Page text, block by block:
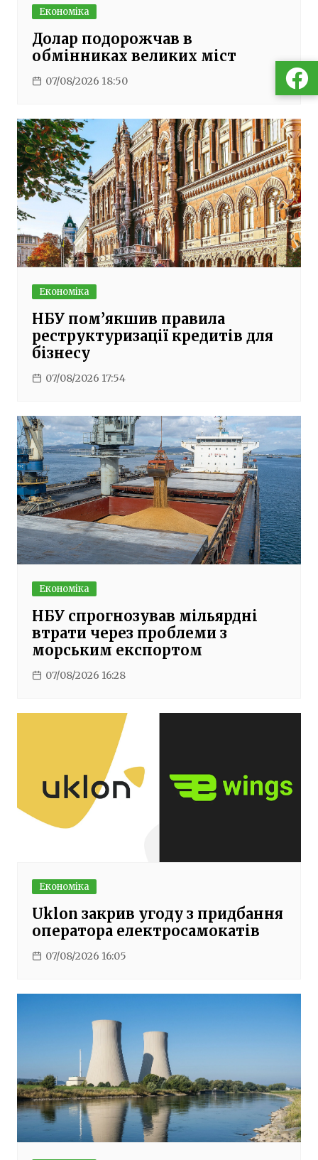
Економіка
Долар подорожчав в
обмінниках великих міст
07/08/2026 18:50
Економіка
НБУ пом’якшив правила
реструктуризації кредитів для
бізнесу
07/08/2026 17:54
Економіка
НБУ спрогнозував мільярдні
втрати через проблеми з
морським експортом
07/08/2026 16:28
Економіка
Uklon закрив угоду з придбання
оператора електросамокатів
07/08/2026 16:05